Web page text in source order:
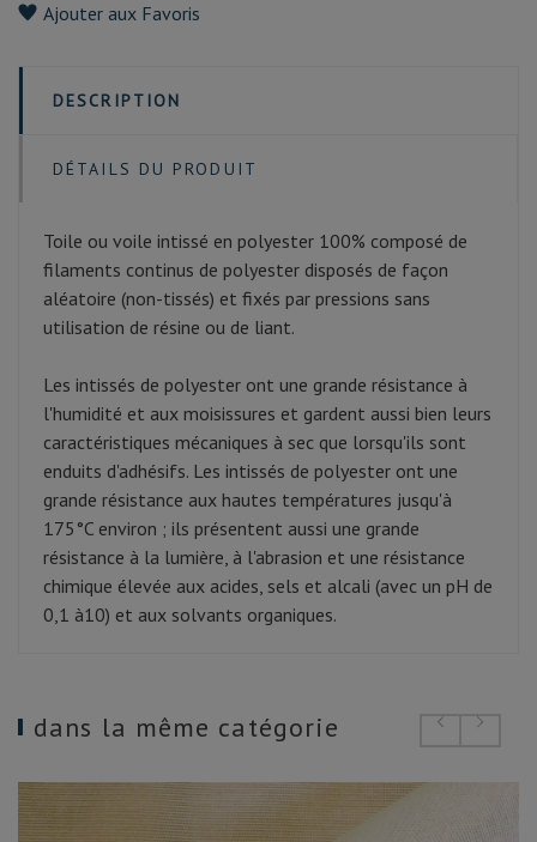
Ajouter aux Favoris
DESCRIPTION
DÉTAILS DU PRODUIT
Toile ou voile intissé en polyester 100% composé de
filaments continus de polyester disposés de façon
aléatoire (non-tissés) et fixés par pressions sans
utilisation de résine ou de liant.
Les intissés de polyester ont une grande résistance à
l'humidité et aux moisissures et gardent aussi bien leurs
caractéristiques mécaniques à sec que lorsqu'ils sont
enduits d'adhésifs. Les intissés de polyester ont une
grande résistance aux hautes températures jusqu'à
175°C environ ; ils présentent aussi une grande
résistance à la lumière, à l'abrasion et une résistance
chimique élevée aux acides, sels et alcali (avec un pH de
0,1 à10) et aux solvants organiques.
dans la même catégorie